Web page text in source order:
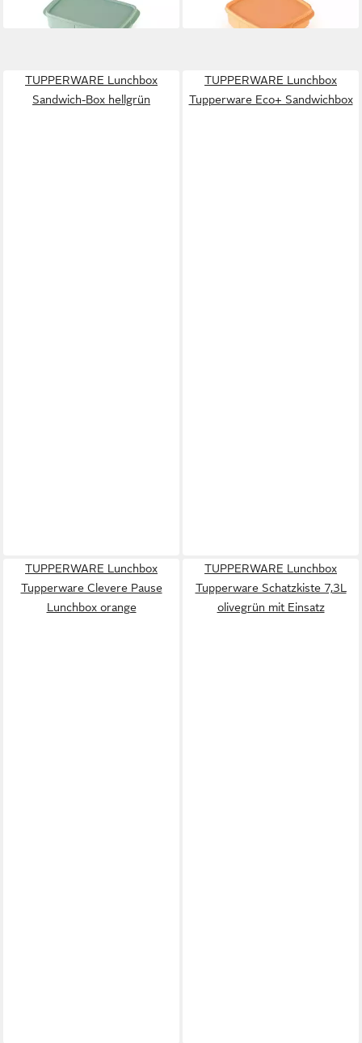
lieferbar - in 5-6 Werktagen bei dir lieferbar - in 5-6 Werktagen bei dir
TUPPERWARE Lunchbox
Sandwich-Box hellgrün
TUPPERWARE Lunchbox
Tupperware Eco+ Sandwichbox
TUPPERWARE Lunchbox
Tupperware Clevere Pause
Lunchbox orange
TUPPERWARE Lunchbox
Tupperware Schatzkiste 7,3L
olivegrün mit Einsatz